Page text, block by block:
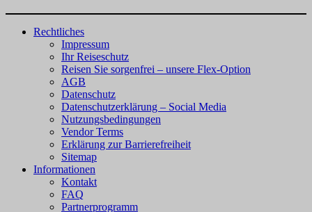
Rechtliches
Impressum
Ihr Reiseschutz
Reisen Sie sorgenfrei – unsere Flex-Option
AGB
Datenschutz
Datenschutzerklärung – Social Media
Nutzungsbedingungen
Vendor Terms
Erklärung zur Barrierefreiheit
Sitemap
Informationen
Kontakt
FAQ
Partnerprogramm